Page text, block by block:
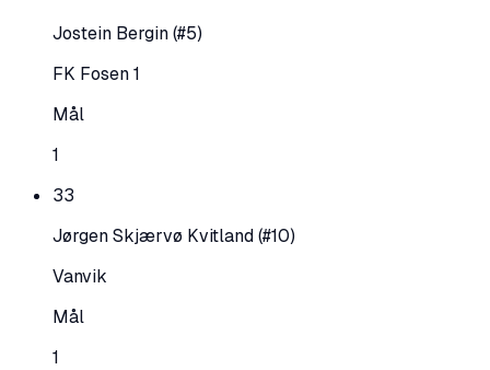
Jostein Bergin(#5)
FK Fosen 1
Mål
1
33
Jørgen Skjærvø Kvitland(#10)
Vanvik
Mål
1